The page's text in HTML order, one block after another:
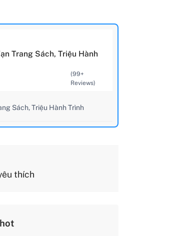
Trang Sách, Triệu Hành
(99+
Reviews)
Sách, Triệu Hành Trình
thích